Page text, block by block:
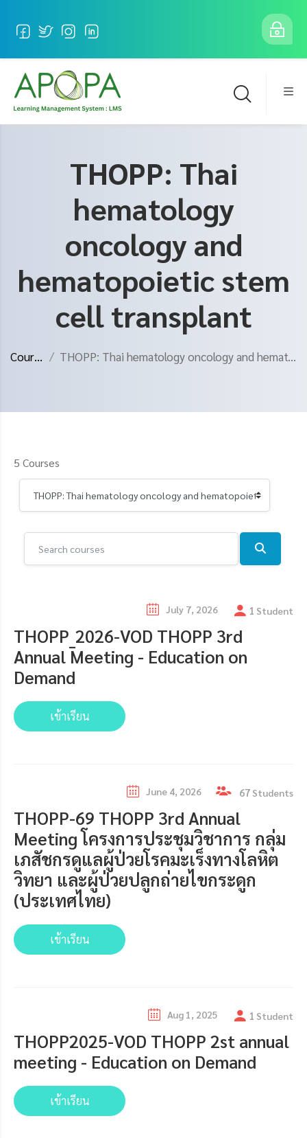
THOPP: Thai
hematology
oncology and
hematopoietic stem
cell transplant
Courses THOPP: Thai hematology oncology and hematopoietic ...
5 Courses
Search
July 7, 2026 1 Student
THOPP_2026-VOD THOPP 3rd
Annual Meeting - Education on
Demand
เข้าเรียน
June 4, 2026 67 Students
THOPP-69 THOPP 3rd Annual
Meeting โครงการประชุมวิชาการ กลุ่ม
เภสัชกรดูแลผู้ป่วยโรคมะเร็งทางโลหิต
วิทยา และผู้ป่วยปลูกถ่ายไขกระดูก
(ประเทศไทย)
เข้าเรียน
Aug 1, 2025 1 Student
THOPP2025-VOD THOPP 2st annual
meeting - Education on Demand
เข้าเรียน